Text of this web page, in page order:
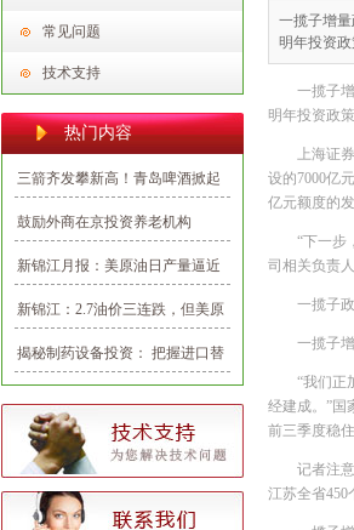
常见问题
技术支持
热门内容
三箭齐发攀新高！青岛啤酒掀起
2020首批投资建设新热潮
鼓励外商在京投资养老机构
新锦江月报：美原油日产量逼近
千一大关，油价整体看多
新锦江：2.7油价三连跌，但美原
油期货多空仍未见分晓
揭秘制药设备投资： 把握进口替
代和产业整合机会
一揽子增
明年投资政
一揽子
明年投资政
上海证
设的7000亿
亿元额度的
“下一步
司相关负责人
一揽子
一揽子
“我们正
经建成。”国
前三季度稳
记者注
江苏全省450